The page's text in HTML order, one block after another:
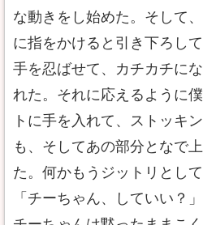
な動きをし始めた。そして
に指をかけると引き下ろし
手を忍ばせて、カチカチに
れた。それに応えるように
トに手を入れて、ストッキ
も、そしてあの部分となで
た。何かもうジットリとし
「チーちゃん、していい？」